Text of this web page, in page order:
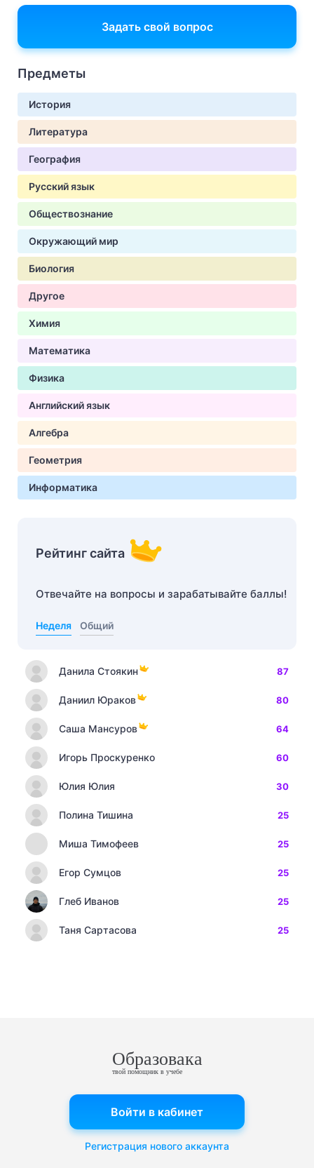
Задать свой вопрос
Предметы
История
Литература
География
Русский язык
Обществознание
Окружающий мир
Биология
Другое
Химия
Математика
Физика
Английский язык
Алгебра
Геометрия
Информатика
Рейтинг сайта
Отвечайте на вопросы и зарабатывайте баллы!
Неделя Общий
Данила Стоякин 87
Даниил Юраков 80
Саша Мансуров 64
Игорь Проскуренко 60
Юлия Юлия 30
Полина Тишина 25
Миша Тимофеев 25
Егор Сумцов 25
Глеб Иванов 25
Таня Сартасова 25
Образовака
твой помощник в учебе
Войти в кабинет
Регистрация нового аккаунта